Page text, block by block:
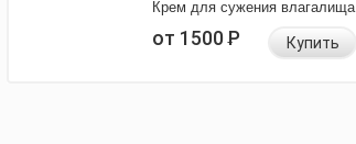
Крем для сужения влагалища
от 1500Р Купить